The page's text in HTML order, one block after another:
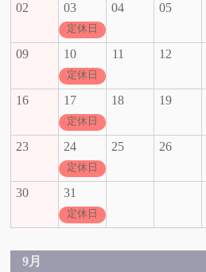
02 03
定休日
04 05
09 10
定休日
11 12
16 17
定休日
18 19
23 24
定休日
25 26
30 31
定休日
9月